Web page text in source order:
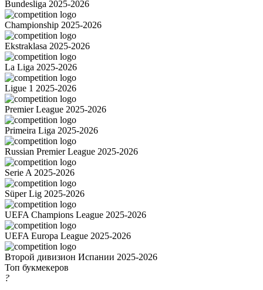
Bundesliga 2025-2026
Championship 2025-2026
Ekstraklasa 2025-2026
La Liga 2025-2026
Ligue 1 2025-2026
Premier League 2025-2026
Primeira Liga 2025-2026
Russian Premier League 2025-2026
Serie A 2025-2026
Süper Lig 2025-2026
UEFA Champions League 2025-2026
UEFA Europa League 2025-2026
Второй дивизион Испании 2025-2026
Топ букмекеров
?